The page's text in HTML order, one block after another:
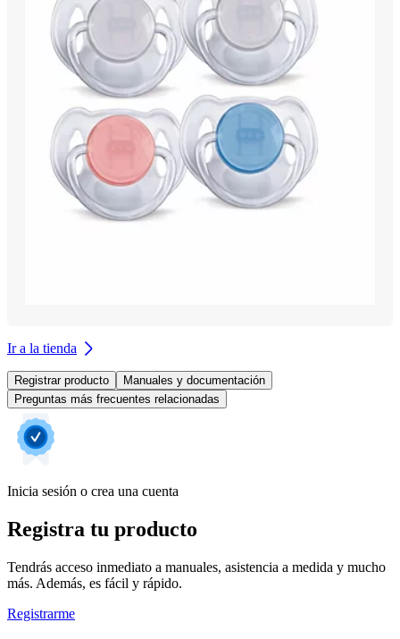
Ir a la tienda
Registrar producto
Manuales y documentación
Preguntas más frecuentes relacionadas
Inicia sesión o crea una cuenta
Registra tu producto
Tendrás acceso inmediato a manuales, asistencia a medida y mucho
más. Además, es fácil y rápido.
Registrarme